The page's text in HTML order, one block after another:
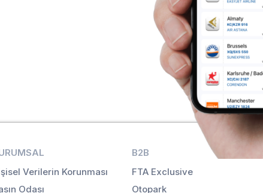
Verilerin Korunması
Odası
B2B
FTA Exclusive
Otopark